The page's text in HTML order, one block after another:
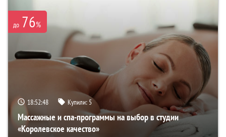
до 76%
18:52:47 Купили: 5
Массажные и спа-программы на выбор в студии
«Королевское качество»